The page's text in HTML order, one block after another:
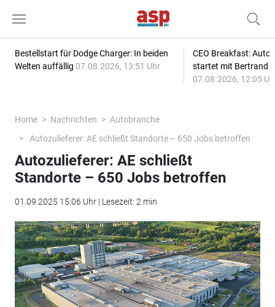
Bestellstart für Dodge Charger: In beiden
Welten auffällig 07.08.2026, 13:51 Uhr
CEO Breakfast:
startet mit Bertrand
07.08.2026, 12:05
Home Nachrichten
Autobranche
Autozulieferer: AE schließt Standorte – 650 Jobs betroffen
Autozulieferer: AE schließt
Standorte – 650 Jobs betroffen
01.09.2025 15:06 Uhr | Lesezeit: 2 min